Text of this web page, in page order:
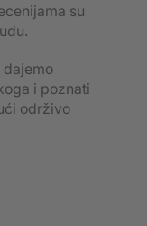
su
dajemo
i poznati
održivo